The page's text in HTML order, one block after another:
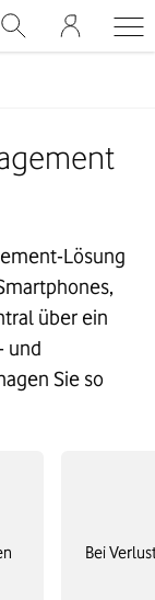
Lösung
über ein
und
Sie so
Bei